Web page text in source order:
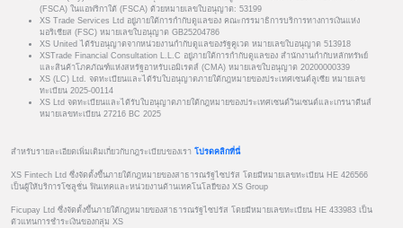
(FSCA) ในแอฟริกาใต้ (FSCA) ด้วยหมายเลขใบอนุญาต: 53199
XS Trade Services Ltd อยู่ภายใต้การกำกับดูแลของ คณะกรรมาธิการบริการทางการเงินแห่ง
มอริเชียส (FSC) หมายเลขใบอนุญาต GB25204786
XS United ได้รับอนุญาตจากหน่วยงานกำกับดูแลของรัฐคูเวต หมายเลขใบอนุญาต 513918
XSTrade Financial Consultation L.L.C อยู่ภายใต้การกำกับดูแลของ สำนักงานกำกับหลักทรัพย์
และสินค้าโภคภัณฑ์แห่งสหรัฐอาหรับเอมิเรตส์ (CMA) หมายเลขใบอนุญาต 20200000339
XS (LC) Ltd. จดทะเบียนและได้รับใบอนุญาตภายใต้กฎหมายของประเทศเซนต์ลูเซีย หมายเลข
ทะเบียน 2025-00114
XS Ltd จดทะเบียนและได้รับใบอนุญาตภายใต้กฎหมายของประเทศเซนต์วินเซนต์และเกรนาดีนส์
หมายเลขทะเบียน 27216 BC 2025
สำหรับรายละเอียดเพิ่มเติมเกี่ยวกับกฎระเบียบของเรา โปรดคลิกที่นี่
XS Fintech Ltd ซึ่งจัดตั้งขึ้นภายใต้กฎหมายของสาธารณรัฐไซปรัส โดยมีหมายเลขทะเบียน HE 426566
เป็นผู้ให้บริการโซลูชั่น ฟินเทคและหน่วยงานด้านเทคโนโลยีของ XS Group
Ficupay Ltd ซึ่งจัดตั้งขึ้นภายใต้กฎหมายของสาธารณรัฐไซปรัส โดยมีหมายเลขทะเบียน HE 433983 เป็น
ตัวแทนการชำระเงินของกลุ่ม XS